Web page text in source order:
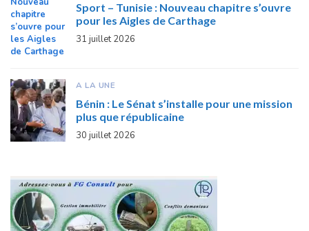
Sport – Tunisie : Nouveau chapitre s’ouvre
pour les Aigles de Carthage
31 juillet 2026
A LA UNE
Bénin : Le Sénat s’installe pour une mission
plus que républicaine
30 juillet 2026